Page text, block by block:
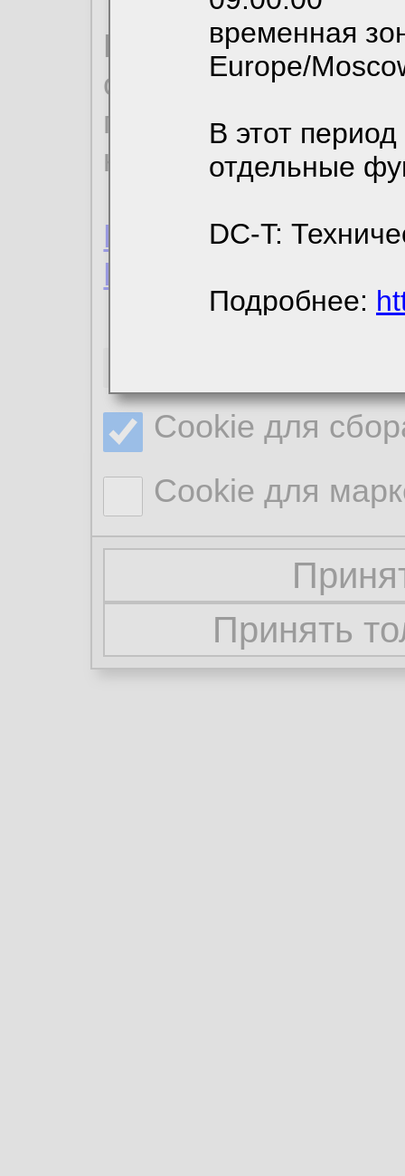
временная
Europe/
В этот
отдельные
DC-T:
Подробнее:
По
ознакомиться с
пользовательским
Пользовательское
Политика
Cookie для
Cookie для